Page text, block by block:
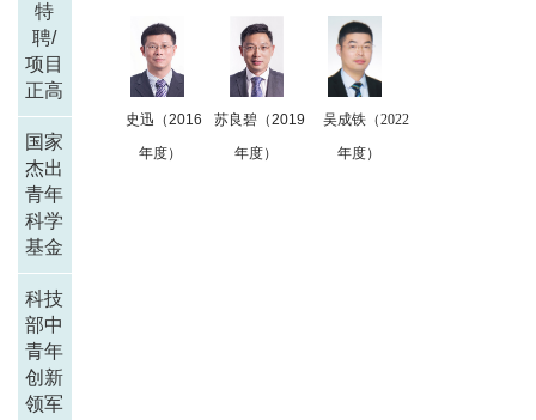
特
聘/
项目
正高
国家
杰出
青年
科学
基金
科技
部中
青年
创新
领军
史迅（2016
年度）
苏良碧（2019
年度）
吴成铁（2022
年度）